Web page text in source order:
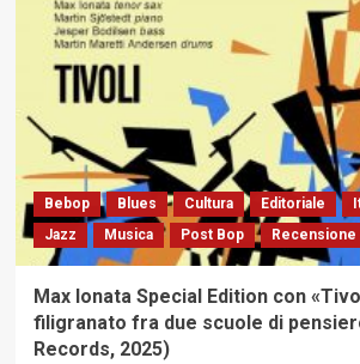
scelti
a
blindfold
test:
Andrew
Hill
con
«From
California
With
(Artist
House,
1978
Bebop Blues Cultura Editoriale
Jazz
Musica Post Bop Recensione
Max Ionata Special Edition con
filigranato fra due scuole di
Records, 2025)